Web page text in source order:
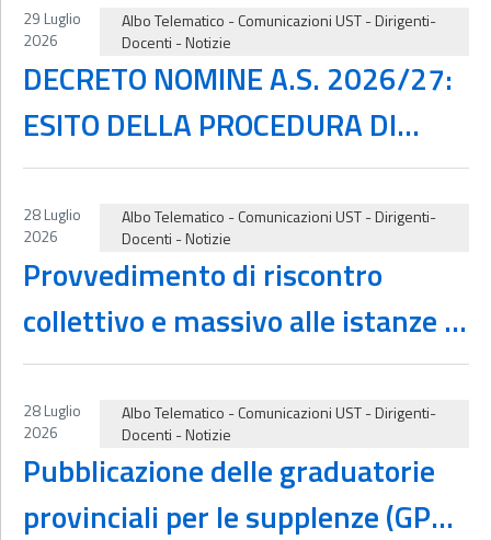
29 Luglio
2026
Albo Telematico -Comunicazioni UST-Dirigenti-
Docenti -Notizie
DECRETO NOMINE A.S. 2026/27:
ESITO DELLA PROCEDURA DI
ASSEGNAZIONE DI SEDE DEI
DOCENTI TURNO II
28 Luglio
2026
Albo Telematico -Comunicazioni UST-Dirigenti-
Docenti -Notizie
Provvedimento di riscontro
collettivo e massivo alle istanze di
autotutela, reclamo e
segnalazione avverso il punteggio
attribuito nelle Graduatorie
Provinciali per le Supplenze (GPS)
28 Luglio
2026
Albo Telematico -Comunicazioni UST-Dirigenti-
Docenti -Notizie
Pubblicazione delle graduatorie
provinciali per le supplenze (GPS)